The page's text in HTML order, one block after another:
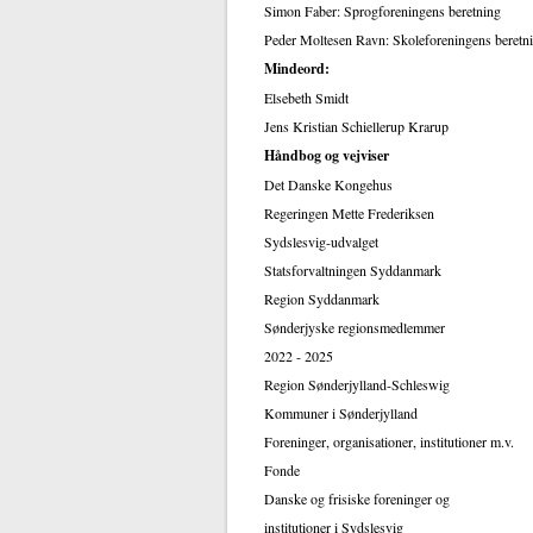
Simon Faber: Sprogforeningens beretning
Peder Moltesen Ravn: Skoleforeningens
Mindeord:
Elsebeth Smidt
Jens Kristian Schiellerup Krarup
Håndbog og vejviser
Det Danske Kongehus
Regeringen Mette Frederiksen
Sydslesvig-udvalget
Statsforvaltningen Syddanmark
Region Syddanmark
Sønderjyske regionsmedlemmer
2022 - 2025
Region Sønderjylland-Schleswig
Kommuner i Sønderjylland
Foreninger, organisationer, institutioner m.v.
Fonde
Danske og frisiske foreninger og
institutioner i Sydslesvig